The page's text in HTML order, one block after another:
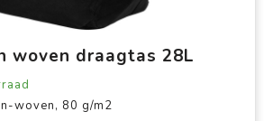
woven draagtas 28L
woven, 80 g/m2